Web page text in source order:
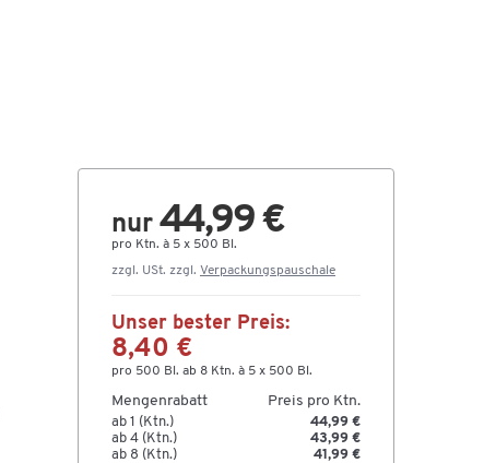
nur 44,99 €
pro Ktn. à 5 x 500 Bl.
zzgl. USt. zzgl. Verpackungspauschale
Unser bester Preis:
8,40 €
pro 500 Bl. ab 8 Ktn. à 5 x 500 Bl.
Mengenrabatt Preis pro Ktn.
ab 1 (Ktn.)
44,99 €
ab 4 (Ktn.)
43,99 €
ab 8 (Ktn.)
41,99 €